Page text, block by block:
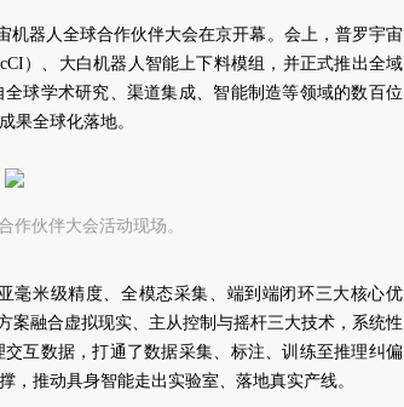
机器人全球合作伙伴大会在京开幕。会上，普罗宇宙
）、大白机器人智能上下料模组，并正式推出全域
球学术研究、渠道集成、智能制造等领域的数百位
果全球化落地。
作伙伴大会活动现场。
毫米级精度、全模态采集、端到端闭环三大核心优
案融合虚拟现实、主从控制与摇杆三大技术，系统性
互数据，打通了数据采集、标注、训练至推理纠偏
，推动具身智能走出实验室、落地真实产线。